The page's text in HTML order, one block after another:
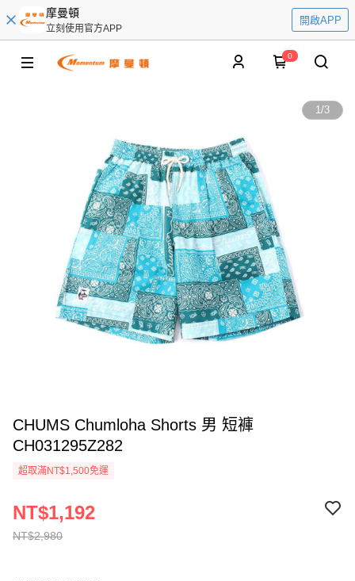
摩曼頓
立刻使用官方APP
開啟APP
0
1/3
CHUMS Chumloha Shorts 男 短褲
CH031295Z282
超取滿NT$1,500免運
NT$2,980
NT$1,192